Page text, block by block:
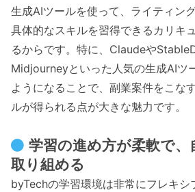
生成AIツールを使って、ライティン
具体的なスキルを習得できるカリキ
るからです。特に、Claudeや
Midjourneyといった人気の生成AIツ
ようになることで、副業案件をこな
ルが得られる点が大きな魅力です。
学習の進め方が柔軟で
取り組める
byTechの学習環境は非常にフレキシ